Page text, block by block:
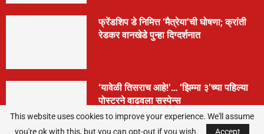
फ्रेंडशिप डे निमित्त ‘मैत्रेया’ची घोषणा; क्रांती
रेडकर वानखेडे पुन्हा दिग्दर्शनात
‘यावेळी तिसराच आहे!’… ‘झिम्मा ३’च्या पहिल्या
पोस्टरने वाढवला सस्पेन्स
This website uses cookies to improve your experience. We'll assume
you're ok with this, but you can opt-out if you wish.
Accept